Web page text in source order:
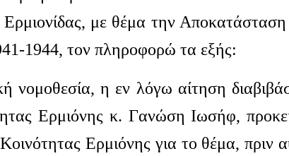
Ερμιονίδας, με θέμα την
1944, τον πληροφορώ τα εξής:
νομοθεσία, η εν λόγω αίτηση
Ερμιόνης κ. Γανώση Ιωσήφ,
Ερμιόνης για το θέμα, πριν